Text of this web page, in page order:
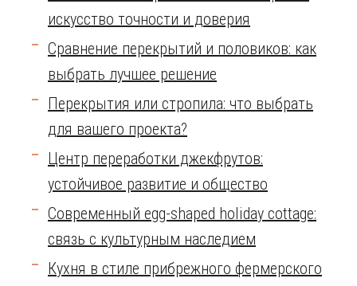
искусство точности и доверия
Сравнение перекрытий и половиков: как
выбрать лучшее решение
Перекрытия или стропила: что выбрать
для вашего проекта?
Центр переработки джекфрутов:
устойчивое развитие и общество
Современный egg-shaped holiday cottage:
связь с культурным наследием
Кухня в стиле прибрежного фермерского